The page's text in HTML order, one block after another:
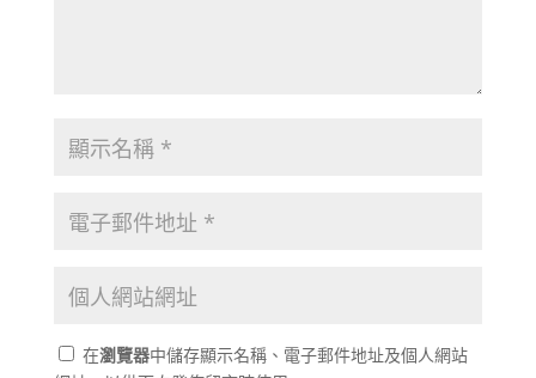
在瀏覽器中儲存顯示名稱、電子郵件地址及個人網站